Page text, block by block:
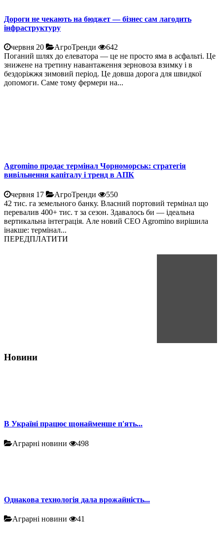
Дороги не чекають на бюджет — бізнес сам лагодить
інфраструктуру
червня 20 АгроТренди
642
Поганий шлях до елеватора — це не просто яма в асфальті. Це
знижене на третину навантаження зерновоза взимку і в
бездоріжжя зимовий період. Це довша дорога для швидкої
допомоги. Саме тому фермери на...
Agromino продає термінал Чорноморськ: стратегія
вивільнення капіталу і тренд в АПК
червня 17 АгроТренди
550
42 тис. га земельного банку. Власний портовий термінал що
перевалив 400+ тис. т за сезон. Здавалось би — ідеальна
вертикальна інтеграція. Але новий CEO Agromino вирішила
інакше: термінал...
ПЕРЕДПЛАТИТИ
Новини
В Україні працює щонайменше п'ять...
Аграрні новини 498
Однакова технологія дала врожайність...
Аграрні новини 41